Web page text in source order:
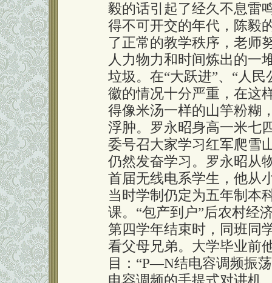
毅的话引起了经久不息雷
得不可开交的年代，陈毅
了正常的教学秩序，老师
人力物力和时间炼出的一
垃圾。在“大跃进”、“人
徽的情况十分严重，在这
得像米汤一样的山竽粉糊
浮肿。罗永昭身高一米七
委号召大家学习红军爬雪
仍然发奋学习。罗永昭从
首届无线电系学生，他从
当时学制仍定为五年制本
课。“包产到户”后农村经
第四学年结束时，同班同
看父母兄弟。大学毕业前
目：“P—N结电容调频振